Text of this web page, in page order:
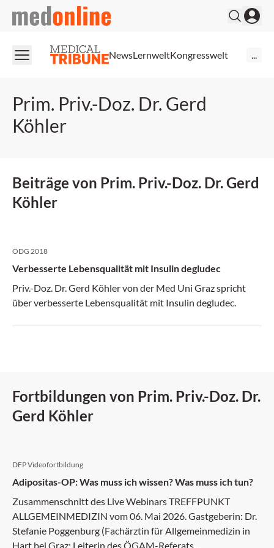
medonline
NewsLernweltKongresswelt
Prim. Priv.-Doz. Dr. Gerd
Köhler
Beiträge von Prim. Priv.-Doz. Dr. Gerd
Köhler
ÖDG 2018
Verbesserte Lebensqualität mit Insulin degludec
Priv.-Doz. Dr. Gerd Köhler von der Med Uni Graz spricht
über verbesserte Lebensqualität mit Insulin degludec.
Fortbildungen von Prim. Priv.-Doz. Dr.
Gerd Köhler
DFP Videofortbildung
Adipositas-OP: Was muss ich wissen? Was muss ich tun?
Zusammenschnitt des Live Webinars TREFFPUNKT
ALLGEMEINMEDIZIN vom 06. Mai 2026. Gastgeberin: Dr.
Stefanie Poggenburg (Fachärztin für Allgemeinmedizin in
Hart bei Graz; Leiterin des ÖGAM-Referats